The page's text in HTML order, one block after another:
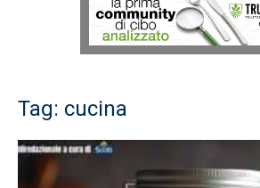
Salvagente
Tag: cucina